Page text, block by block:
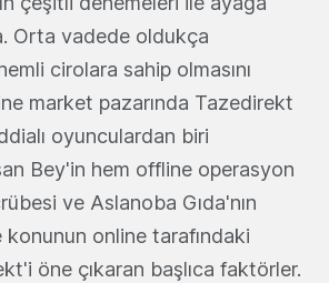
Orta vadede oldukça
cirolara sahip olmasını
market pazarında Tazedirekt
oyunculardan biri
Bey'in hem offline operasyon
ve Aslanoba Gıda'nın
konunun online tarafındaki
öne çıkaran başlıca faktörler.